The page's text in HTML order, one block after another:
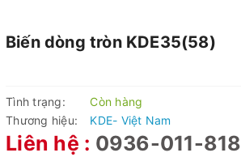
Biến dòng tròn KDE35(58)
Tình trạng:
Còn hàng
Thương hiệu:
KDE- Việt Nam
Liên hệ : 0936-011-818